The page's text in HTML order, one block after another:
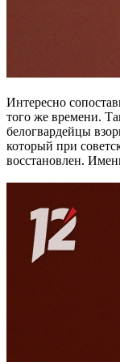
Интересно
того же времени.
белогвардейцы
который при
восстановлен.